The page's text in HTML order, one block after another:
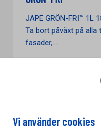
JAPE GRÖN-FRI™ 1L
Ta bort påväxt på alla
fasader,...
KAMPANJ
Vi använder cookies